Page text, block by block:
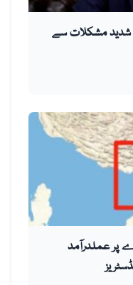
شدید مشکلات سے
پر عملدرآمد